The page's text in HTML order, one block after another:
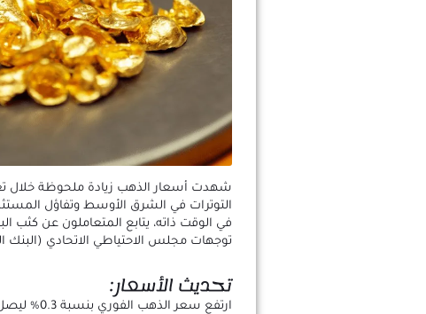
شهدت أسعار الذهب زيادة ملحوظة خلال
التوترات في الشرق الأوسط وتفاؤل
في الوقت ذاته، يتابع المتعاملون عن كثب
توجهات مجلس الاحتياطي الاتحادي (البنك
تحديث الأسعار: